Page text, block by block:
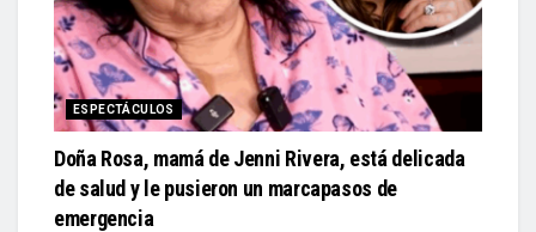
ESPECTÁCULOS
Doña Rosa, mamá de Jenni Rivera, está delicada
de salud y le pusieron un marcapasos de
emergencia